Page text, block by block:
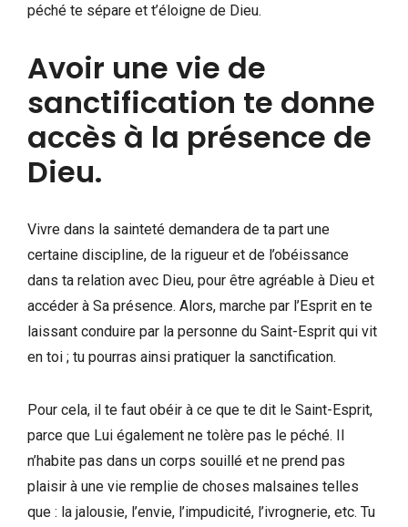
péché te sépare et t’éloigne de Dieu.
Avoir une vie de
sanctification te donne
accès à la présence de
Dieu.
Vivre dans la sainteté demandera de ta part une
certaine discipline, de la rigueur et de l’obéissance
dans ta relation avec Dieu, pour être agréable à Dieu et
accéder à Sa présence. Alors, marche par l’Esprit en te
laissant conduire par la personne du Saint-Esprit qui vit
en toi ; tu pourras ainsi pratiquer la sanctification.
Pour cela, il te faut obéir à ce que te dit le Saint-Esprit,
parce que Lui également ne tolère pas le péché. Il
n’habite pas dans un corps souillé et ne prend pas
plaisir à une vie remplie de choses malsaines telles
que : la jalousie, l’envie, l’impudicité, l’ivrognerie, etc. Tu